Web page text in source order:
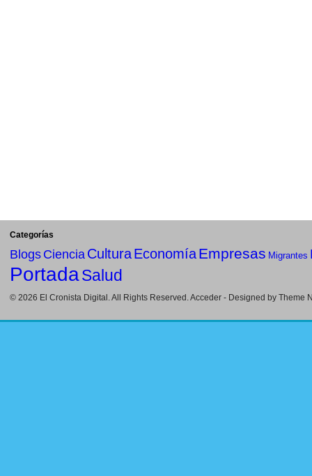
Categorías
BlogsCiencia CulturaEconomíaEmpresas Migrantes
PortadaSalud
© 2026 El Cronista Digital . All Rights Reserved.Acceder - Designed by Theme